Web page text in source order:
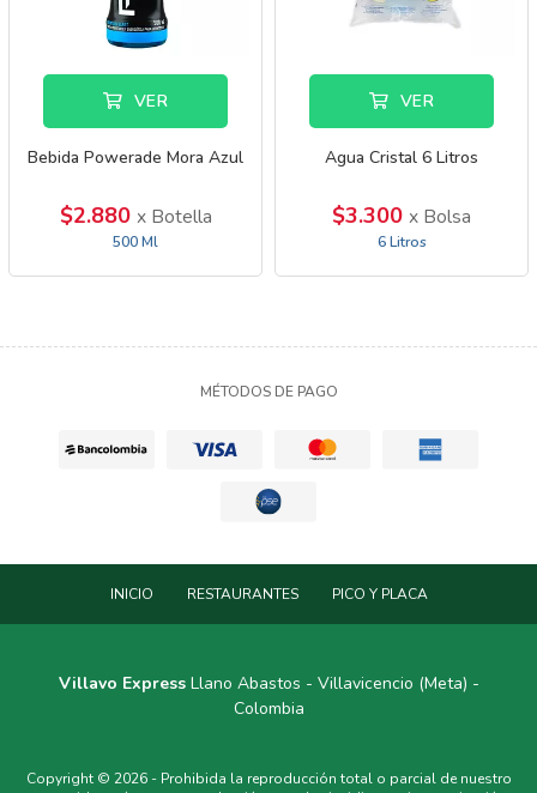
VER
Bebida Powerade Mora Azul
$2.880 x Botella
500 Ml
VER
Agua Cristal 6 Litros
$3.300 x Bolsa
6 Litros
MÉTODOS DE PAGO
INICIO RESTAURANTES PICO Y PLACA
Villavo ExpressLlano Abastos - Villavicencio (Meta) -
Colombia
Copyright © 2026 - Prohibida la reproducción total o parcial de nuestro